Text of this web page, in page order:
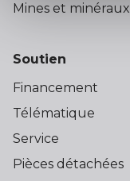
Mines et minéraux
Soutien
Financement
Télématique
Service
Pièces détachées